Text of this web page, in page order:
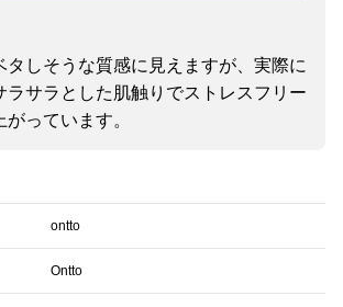
タしそうな質感に見えますが、実際に
ラサラとした肌触りでストレスフリー
っています。
ontto
Ontto